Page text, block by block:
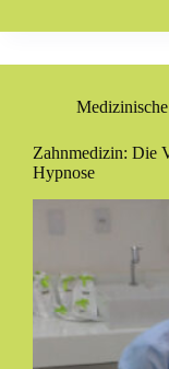
Zahnmedizin: Die
Hypnose